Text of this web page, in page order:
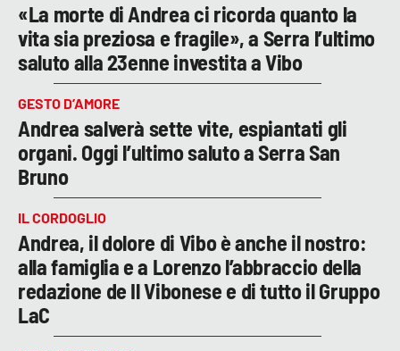
«La morte di Andrea ci ricorda quanto la
vita sia preziosa e fragile», a Serra l’ultimo
saluto alla 23enne investita a Vibo
GESTO D’AMORE
Andrea salverà sette vite, espiantati gli
organi. Oggi l’ultimo saluto a Serra San
Bruno
IL CORDOGLIO
Andrea, il dolore di Vibo è anche il nostro:
alla famiglia e a Lorenzo l’abbraccio della
redazione de Il Vibonese e di tutto il Gruppo
LaC